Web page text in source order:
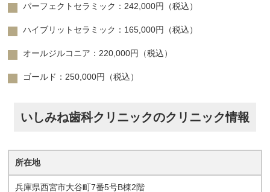
パーフェクトセラミック：242,000円（税込）
ハイブリットセラミック：165,000円（税込）
オールジルコニア：220,000円（税込）
ゴールド：250,000円（税込）
いしみね歯科クリニックのクリニック情報
所在地
兵庫県西宮市大谷町7番5号B棟2階